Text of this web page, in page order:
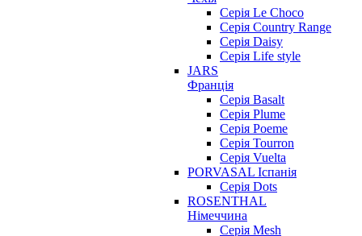
Cерія Le Choco
Серія Country Range
Серія Daisy
Серія Life style
JARS
Франція
Серія Basalt
Серія Plume
Серія Poeme
Серія Tourron
Серія Vuelta
PORVASAL Іспанія
Серія Dots
ROSENTHAL
Німеччина
Серія Mesh